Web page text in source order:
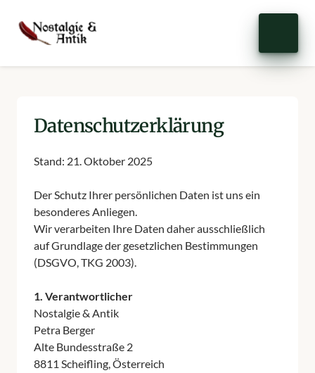
Datenschutzerklärung
Stand: 21. Oktober 2025
Der Schutz Ihrer persönlichen Daten ist uns
besonderes Anliegen.
Wir verarbeiten Ihre Daten daher
auf Grundlage der gesetzlichen
(DSGVO, TKG 2003).
1. Verantwortlicher
Nostalgie & Antik
Petra Berger
Alte Bundesstraße 2
8811 Scheifling, Österreich